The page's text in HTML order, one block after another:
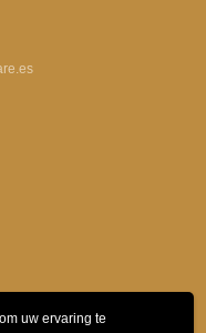
uw ervaring te